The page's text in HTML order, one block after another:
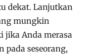
dekat. Lanjutkan
mungkin
jika Anda merasa
pada seseorang,